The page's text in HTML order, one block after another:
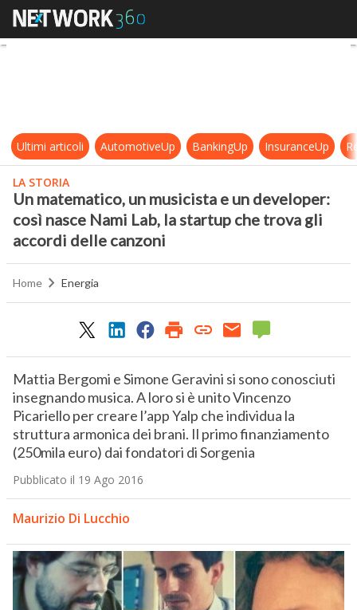
Un matematico, un musicista e un
Ultimi articoli AutomotiveUp BankingUp InsuranceUp
LA STORIA
Un matematico, un musicista e un developer:
così nasce Nami Lab, la startup che trova gli
accordi delle canzoni
Home Energia
Mattia Bergomi e Simone Geravini si sono conosciuti
insegnando musica. A loro si è unito Vincenzo
Picariello per creare l’app Yalp che individua la
struttura armonica dei brani. Il primo finanziamento
(250mila euro) dai fondatori di Sorgenia
Pubblicato il 19 Ago 2016
Maurizio Di Lucchio